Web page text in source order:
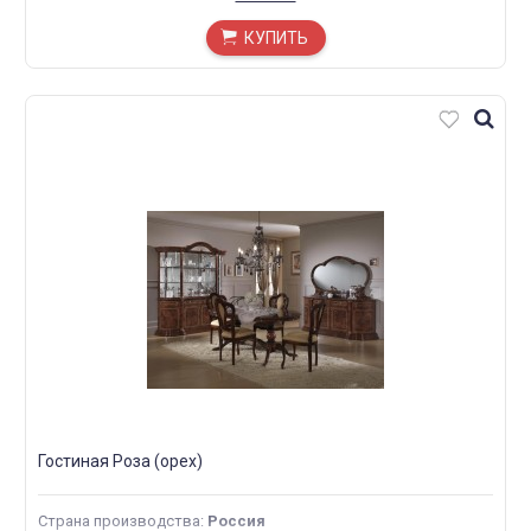
КУПИТЬ
Гостиная Роза (орех)
Страна производства: Россия